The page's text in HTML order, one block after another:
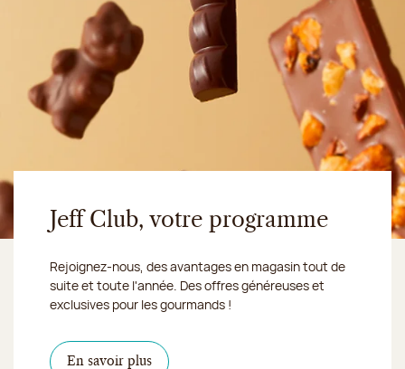
Jeff Club, votre programme
Rejoignez-nous, des avantages en magasin tout de
suite et toute l'année. Des offres généreuses et
exclusives pour les gourmands !
En savoir plus